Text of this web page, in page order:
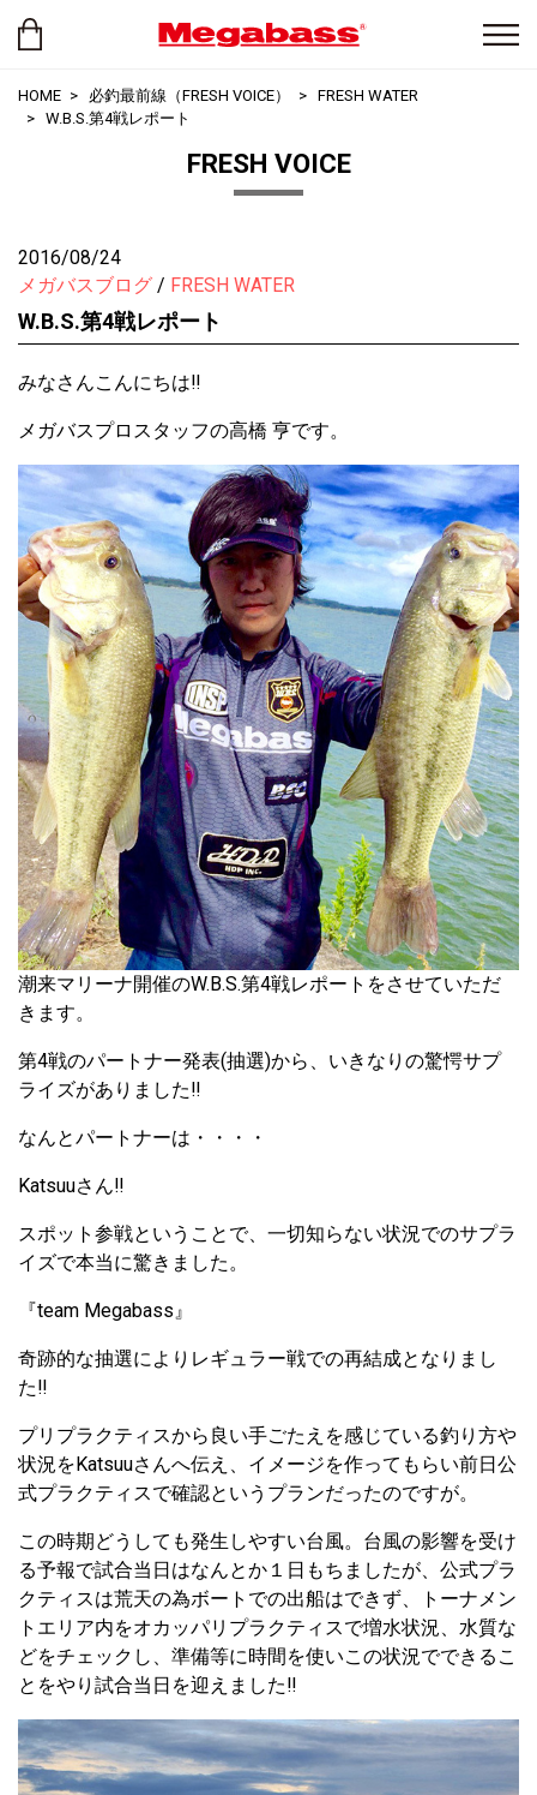
HOME 必釣最前線（FRESH VOICE）
FRESH WATER
W.B.S.第4戦レポート
FRESH VOICE
2016/08/24
メガバスブログ
FRESH WATER
W.B.S.第4戦レポート
みなさんこんにちは‼︎
メガバスプロスタッフの高橋 亨です。
潮来マリーナ開催のW.B.S.第4戦レポートをさせていただ
きます。
第4戦のパートナー発表(抽選)から、いきなりの驚愕サプ
ライズがありました‼
なんとパートナーは・・・・
Katsuuさん‼
スポット参戦ということで、一切知らない状況でのサプラ
イズで本当に驚きました。
『team Megabass』
奇跡的な抽選によりレギュラー戦での再結成となりまし
た‼
プリプラクティスから良い手ごたえを感じている釣り方や
状況をKatsuuさんへ伝え、イメージを作ってもらい前日公
式プラクティスで確認というプランだったのですが。
この時期どうしても発生しやすい台風。台風の影響を受け
る予報で試合当日はなんとか１日もちましたが、公式プラ
クティスは荒天の為ボートでの出船はできず、トーナメン
トエリア内をオカッパリプラクティスで増水状況、水質な
どをチェックし、準備等に時間を使いこの状況でできるこ
とをやり試合当日を迎えました‼